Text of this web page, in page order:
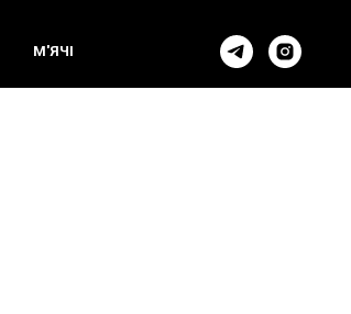
М'ЯЧI